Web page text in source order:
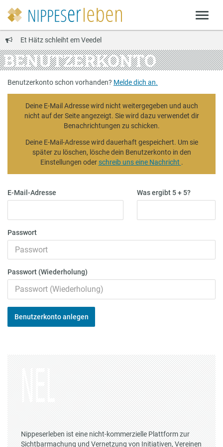
Et Hätz schleiht em Veedel
BENUTZERKONTO
Benutzerkonto schon vorhanden? Melde dich an.
Deine E-Mail Adresse wird nicht weitergegeben und auch
nicht auf der Seite angezeigt. Sie wird dazu verwendet dir
Benachrichtungen zu schicken.
Deine E-Mail-Adresse wird dauerhaft gespeichert. Um sie
später zu löschen, lösche dein Benutzerkonto in den
Einstellungen oderschreib uns eine Nachricht .
E-Mail-Adresse Was ergibt 5 + 5?
Passwort
Passwort (Wiederholung)
Benutzerkonto anlegen
Nippeserleben ist eine nicht-kommerzielle Plattform zur
Sichtbarmachung und Vernetzung von Initiativen, Vereinen